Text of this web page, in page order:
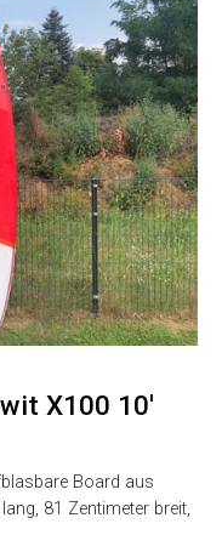
X100 10′
Board aus
81 Zentimeter breit,